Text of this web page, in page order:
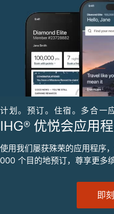
计划。预订。住宿。多合一
IHG® 优悦会应用
使用我们屡获殊荣的应用程序
000 个目的地预订，尊享更多缤
即